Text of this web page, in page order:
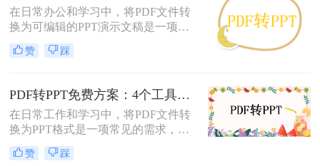
在日常办公和学习中，将PDF文件转
换为可编辑的PPT演示文稿是一项高
频需求。无论是需要修改过时的课
件、提取报告中的数据制作新方案，
速且免费地完成格式转换都能极大提
升工作效率。那么如何免费把pdf转成
PPT呢？
赞 踩
PDF转PPT免费方案：4个工具的文件限制和输出质量对比！
在日常工作和学习中，将PDF文件转
换为PPT格式是一项常见的需求，以
便更好地进行演示和分享。虽然市面
上有许多专业的转换软件和服务，但
赞 踩